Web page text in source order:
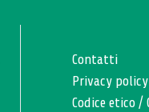
Contatti
Privacy policy
Codice etico /